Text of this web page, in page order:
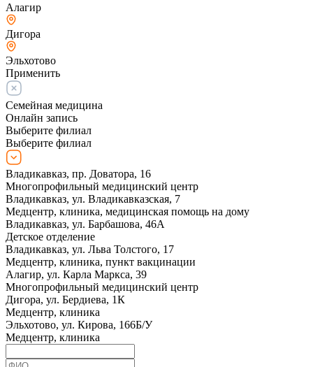
Алагир
Дигора
Эльхотово
Применить
Семейная медицина
Онлайн запись
Выберите филиал
Выберите филиал
Владикавказ, пр. Доватора, 16
Многопрофильный медицинский центр
Владикавказ, ул. Владикавказская, 7
Медцентр, клиника, медицинская помощь на дому
Владикавказ, ул. Барбашова, 46А
Детское отделение
Владикавказ, ул. Льва Толстого, 17
Медцентр, клиника, пункт вакцинации
Алагир, ул. Карла Маркса, 39
Многопрофильный медицинский центр
Дигора, ул. Бердиева, 1К
Медцентр, клиника
Эльхотово, ул. Кирова, 166Б/У
Медцентр, клиника